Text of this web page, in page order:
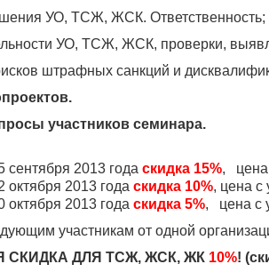
УО, ТСЖ, ЖСК. Ответственность;
УО, ТСЖ, ЖСК, проверки,
штрафных санкций и
участников семинара.
сентября 2013 года скидка 15%, цена
октября 2013 года скидка 10%, цена с
октября 2013 года скидка 5%, цена с
участникам от одной
ДЛЯ ТСЖ, ЖСК, ЖК 10%!